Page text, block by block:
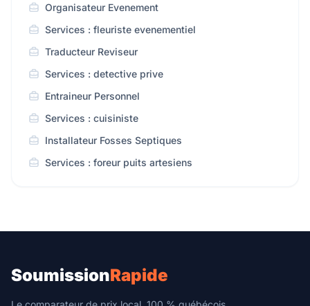
Organisateur Evenement
Services : fleuriste evenementiel
Traducteur Reviseur
Services : detective prive
Entraineur Personnel
Services : cuisiniste
Installateur Fosses Septiques
Services : foreur puits artesiens
SoumissionRapide